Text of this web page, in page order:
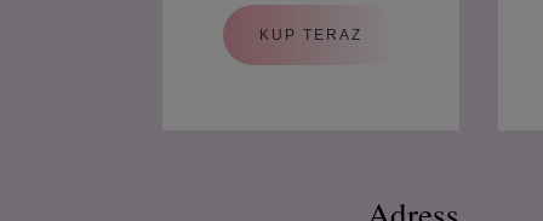
KUP TERAZ